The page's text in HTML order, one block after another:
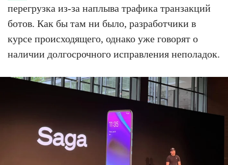
перегрузка из-за наплыва трафика транзакций
ботов. Как бы там ни было, разработчики в
курсе происходящего, однако уже говорят о
наличии долгосрочного исправления неполадок.